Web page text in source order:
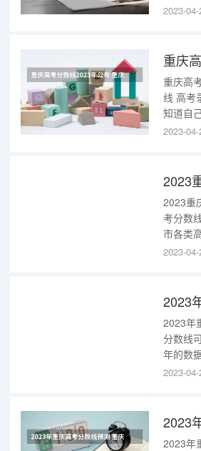
批次分数线
2023-
重庆高
线 高考录取分数线又称高考批次线。根据录取分数线的划分，考生可以
知道自
次线。
2023-
2023重庆
考分数
市各类
通过。
2023-
2023年重
分数线
年的数
为物理
2023-
2023
2023年重